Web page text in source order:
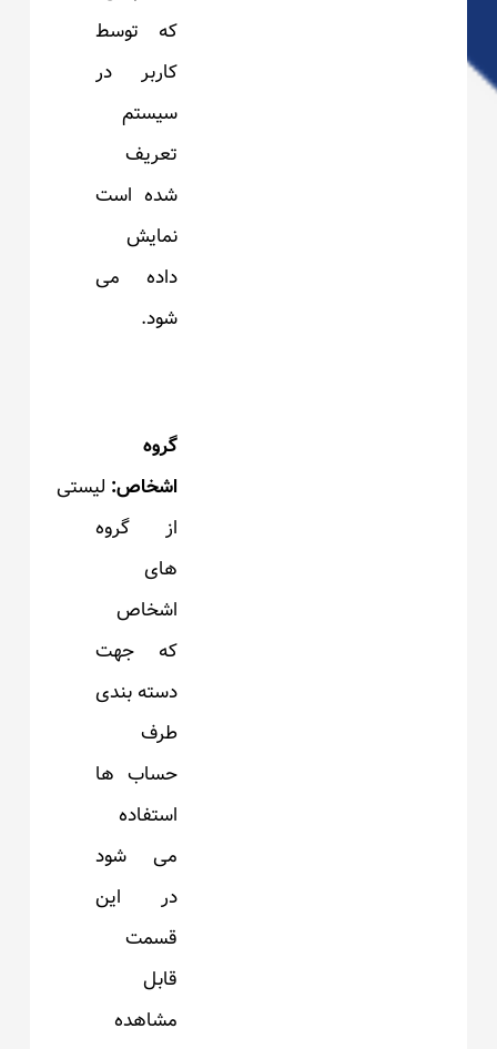
که توسط
کاربر در
سیستم
تعریف
شده است
نمایش
داده می
شود.
گروه
اشخاص: لیستی
از گروه
های
اشخاص
که جهت
دسته بندی
طرف
حساب ها
استفاده
می شود
در این
قسمت
قابل
مشاهده